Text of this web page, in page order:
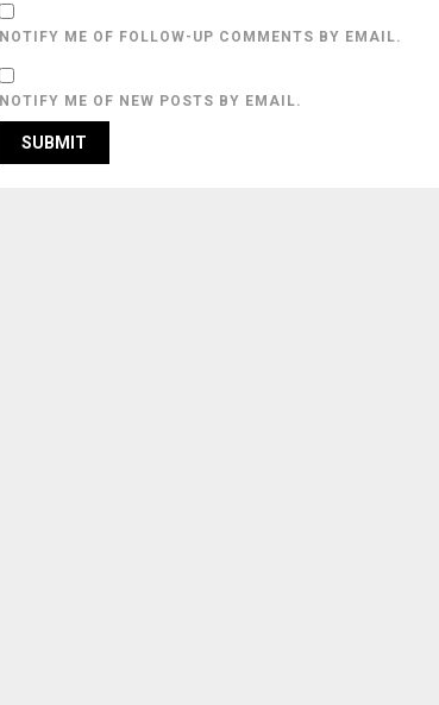
NOTIFY ME OF FOLLOW-UP COMMENTS BY EMAIL.
NOTIFY ME OF NEW POSTS BY EMAIL.